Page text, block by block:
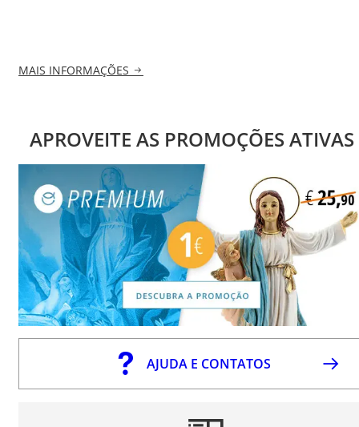
MAIS INFORMAÇÕES
APROVEITE AS PROMOÇÕES ATIVAS
AJUDA E CONTATOS